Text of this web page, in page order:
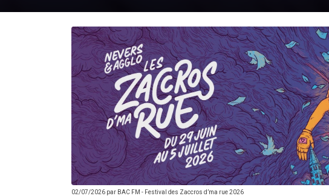
02/07/2026 par BAC FM - Festival des Zaccros d’ma rue 2026